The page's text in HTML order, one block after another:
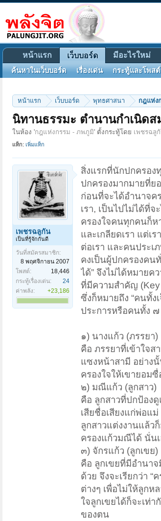
หน้าแรก เว็บบอร์ด พุทธศาสนา กฎแห่ง
นิทานธรรมะ ตำนานกำเนิด
ในห้อง 'กฎแห่งกรรม - ภพภูมิ' ตั้งกระทู้โดย เพชรฉลู
แท็ก: เพิ่มแท็ก
เพชรฉลูกัน
เป็นที่รู้จักกันดี
วันที่สมัครสมาชิก:
8 พฤศจิกายน 2007
โพสต์:
18,446
กระทู้เรื่องเด่น:
24
ค่าพลัง:
+23,186
สิ่งแรกที่นักปกครอง
ปกครองมากมายที่ย
ก่อนที่จะได้อำนาจค
เรา, เป็นไปไม่ได้ที่
ครองใจคนทุกคนก็ห
และเกลียดเรา แต่เ
ต่อเรา และคนประเ
คงเป็นผู้ปกครองคน
ได้” จึงไม่ได้หมาย
ที่มีความสำคัญ
ซึ่งก็หมายถึง “คนทั้ง
ประการหรือคนทั้ง
๑) นางแก้ว (ภรรยา)
คือ ภรรยาที่เข้าใจส
แซงหน้าสามี อย่างนั้
ครองใจให้เขายอมซื่
๒) มณีแก้ว (ลูกสาว)
คือ ลูกสาวที่ปกป้อง
เสียชื่อเสียงแก่พ่อแ
ลูกสาวแต่งงานแล้ว
ครองแก้วมณีได้ นั่นเ
๓) จักรแก้ว (ลูกเขย)
คือ ลูกเขยที่มีอำนา
ด้วย จึงจะเรียกว่า “
ต่างๆ เพื่อไม่ให้ลูก
ใจลูกเขยได้ก็จะเท่
ของตน
หน้าแรก เว็บบอร์ด
ค้นหาในเว็บบอร์ด เรื่องเด่น กระทู้และโพส
มีอะไรใหม่